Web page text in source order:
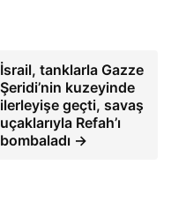
İsrail, tanklarla Gazze
Şeridi’nin kuzeyinde
ilerleyişe geçti, savaş
uçaklarıyla Refah’ı
bombaladı →